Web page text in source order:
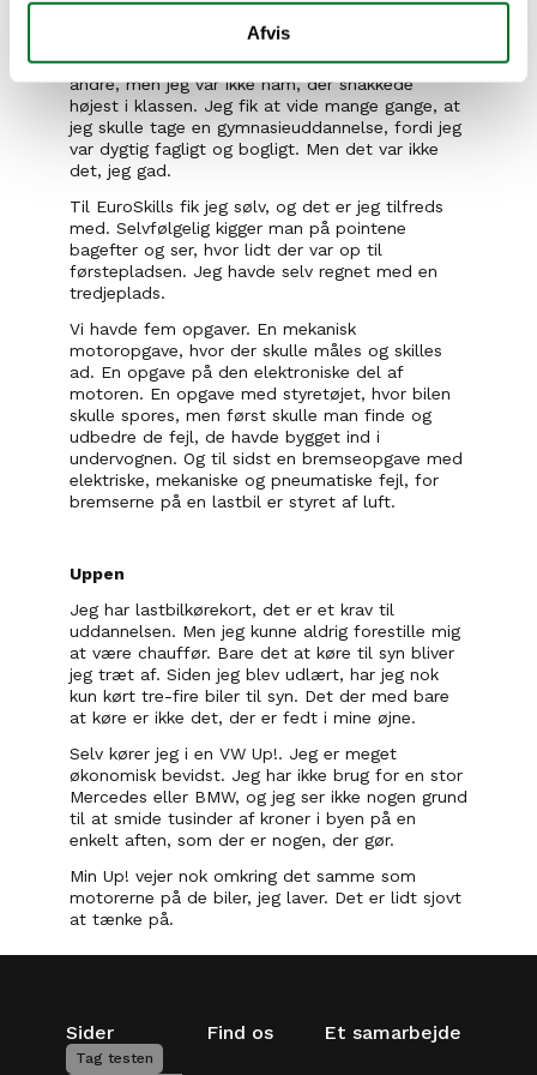
Afvis
Sølv
I folkeskolen var jeg den lidt introverte, generte
type. Jeg var god og prøvede at hjælpe alle
andre, men jeg var ikke ham, der snakkede
højest i klassen. Jeg fik at vide mange gange, at
jeg skulle tage en gymnasieuddannelse, fordi jeg
var dygtig fagligt og bogligt. Men det var ikke
det, jeg gad.
Til EuroSkills fik jeg sølv, og det er jeg tilfreds
med. Selvfølgelig kigger man på pointene
bagefter og ser, hvor lidt der var op til
førstepladsen. Jeg havde selv regnet med en
tredjeplads.
Vi havde fem opgaver. En mekanisk
motoropgave, hvor der skulle måles og skilles
ad. En opgave på den elektroniske del af
motoren. En opgave med styretøjet, hvor bilen
skulle spores, men først skulle man finde og
udbedre de fejl, de havde bygget ind i
undervognen. Og til sidst en bremseopgave med
elektriske, mekaniske og pneumatiske fejl, for
bremserne på en lastbil er styret af luft.
Uppen
Jeg har lastbilkørekort, det er et krav til
uddannelsen. Men jeg kunne aldrig forestille mig
at være chauffør. Bare det at køre til syn bliver
jeg træt af. Siden jeg blev udlært, har jeg nok
kun kørt tre-fire biler til syn. Det der med bare
at køre er ikke det, der er fedt i mine øjne.
Selv kører jeg i en VW Up!. Jeg er meget
økonomisk bevidst. Jeg har ikke brug for en stor
Mercedes eller BMW, og jeg ser ikke nogen grund
til at smide tusinder af kroner i byen på en
enkelt aften, som der er nogen, der gør.
Min Up! vejer nok omkring det samme som
motorerne på de biler, jeg laver. Det er lidt sjovt
at tænke på.
Sider
Tag testen
Find os Et samarbejde